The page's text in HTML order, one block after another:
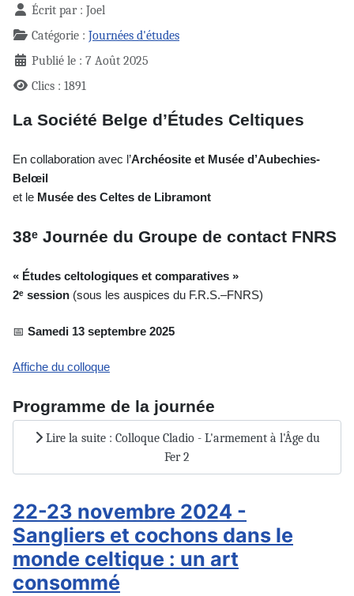
Écrit par : Joel
Catégorie : Journées d'études
Publié le : 7 Août 2025
Clics : 1891
La Société Belge d’Études Celtiques
En collaboration avec l’Archéosite et Musée d’Aubechies-
Belœil
et le Musée des Celtes de Libramont
38ᵉ Journée du Groupe de contact FNRS
« Études celtologiques et comparatives »
2ᵉ session (sous les auspices du F.R.S.–FNRS)
📅 Samedi 13 septembre 2025
Affiche du colloque
Programme de la journée
Lire la suite : Colloque Cladio - L'armement à l'Âge du
Fer 2
22-23 novembre 2024 -
Sangliers et cochons dans le
monde celtique : un art
consommé